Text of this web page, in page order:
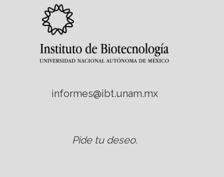
informes@ibt.unam.mx
Pide tu deseo.